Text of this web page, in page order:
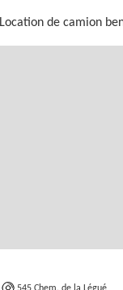
Location de camion